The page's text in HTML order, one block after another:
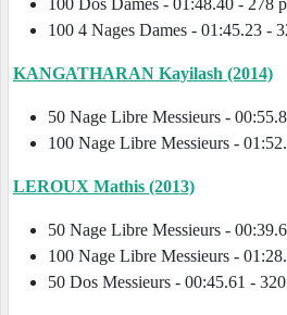
100 Dos Dames - 01:48.40 -
100 4 Nages Dames -
KANGATHARAN Kayilash (2014)
50 Nage Libre Messieurs -
100 Nage Libre Messieurs -
LEROUX Mathis (2013)
50 Nage Libre Messieurs -
100 Nage Libre Messieurs -
50 Dos Messieurs - 00:45.61 -